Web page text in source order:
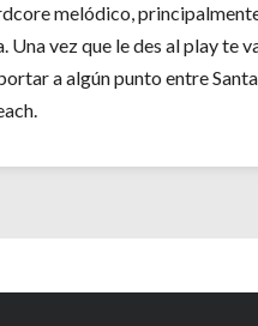
melódico,
Una vez que le des al play te
a algún punto entre